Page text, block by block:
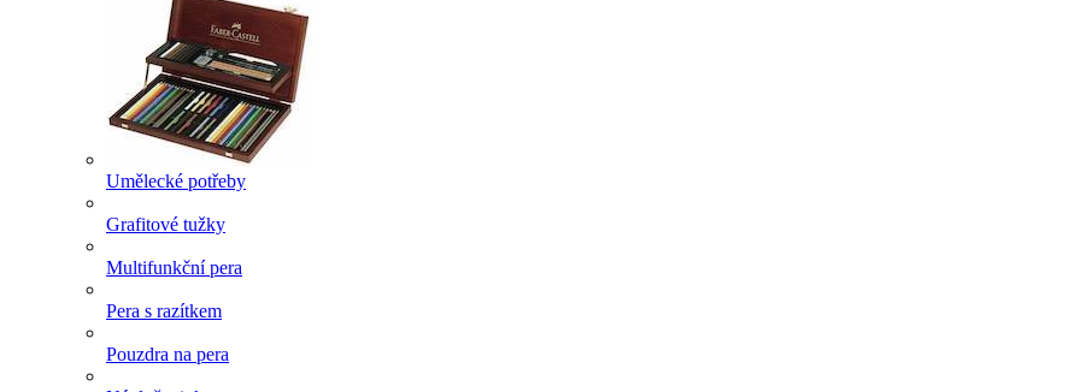
Umělecké potřeby
Grafitové tužky
Multifunkční pera
Pera s razítkem
Pouzdra na pera